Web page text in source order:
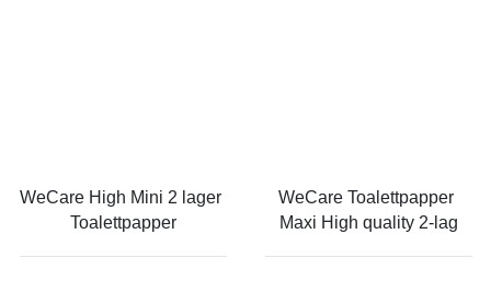
WeCare High Mini 2 lager
Toalettpapper
WeCare Toalettpapper
Maxi High quality 2-lag